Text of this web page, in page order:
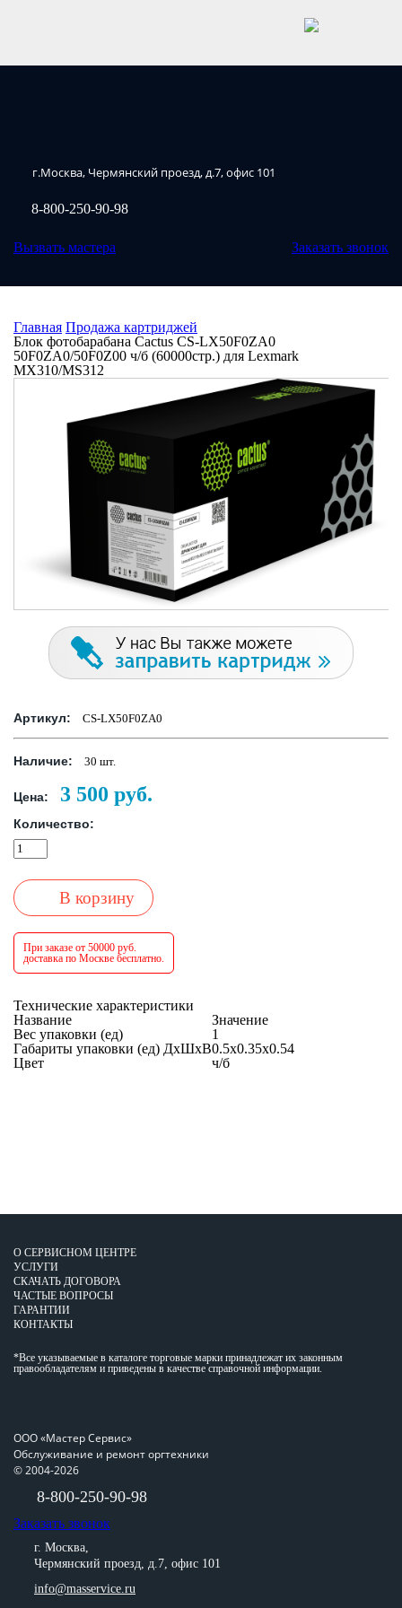
г.Москва, Чермянский проезд, д.7, офис 101
8-800-250-90-98
Вызвать мастера Заказать звонок
Главная Продажа картриджей
Блок фотобарабана Cactus CS-LX50F0ZA0
50F0ZA0/50F0Z00 ч/б (60000стр.) для Lexmark
MX310/MS312
Артикул: CS-LX50F0ZA0
Наличие: 30 шт.
Цена: 3 500 руб.
Количество:
В корзину
При заказе от 50000 руб.
доставка по Москве бесплатно.
Технические характеристики
Название
Значение
Вес упаковки (ед)
1
Габариты упаковки (ед) ДхШхВ0.5x0.35x0.54
Цвет
ч/б
О СЕРВИСНОМ ЦЕНТРЕ
УСЛУГИ
СКАЧАТЬ ДОГОВОРА
ЧАСТЫЕ ВОПРОСЫ
ГАРАНТИИ
КОНТАКТЫ
*Все указываемые в каталоге торговые марки принадлежат их законным
правообладателям и приведены в качестве справочной информации.
ООО «Мастер Сервис»
Обслуживание и ремонт оргтехники
© 2004-2026
8-800-250-90-98
Заказать звонок
г. Москва,
Чермянский проезд, д.7, офис 101
info@masservice.ru